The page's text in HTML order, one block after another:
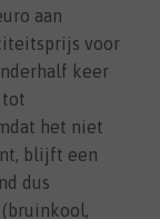
aan
voor
keer
tot
het niet
blijft een
dus